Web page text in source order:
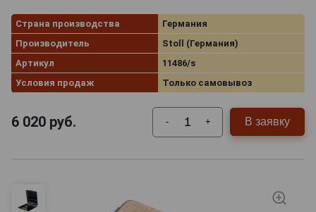
Страна производства
Германия
Производитель
Stoll (Германия)
Артикул
11486/s
Условия продаж
Только самовывоз
6 020 руб. - + В заявку